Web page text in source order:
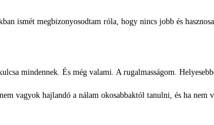
ismét megbizonyosodtam róla, hogy nincs jobb és
mindennek. És még valami. A rugalmasságom.
vagyok hajlandó a nálam okosabbaktól tanulni, és ha